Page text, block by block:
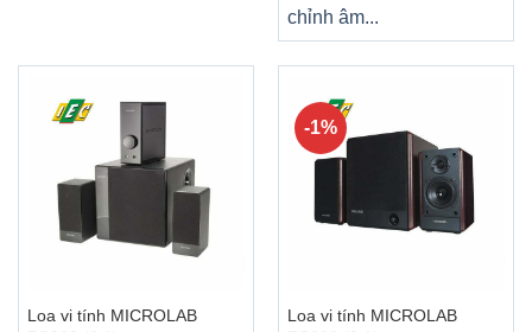
chỉnh âm...
Loa vi tính MICROLAB
-1%
Loa vi tính MICROLAB